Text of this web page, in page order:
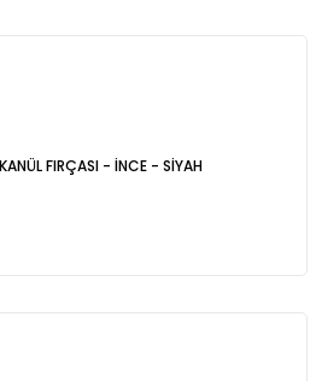
KANÜL FIRÇASI - İNCE - SİYAH